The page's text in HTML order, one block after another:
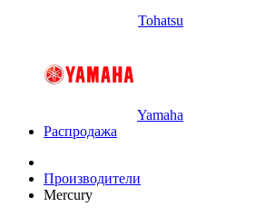
Tohatsu
Yamaha
Распродажа
Производители
Mercury